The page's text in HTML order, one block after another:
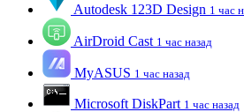
Autodesk 123D Design 1 час
AirDroid Cast 1 час назад
MyASUS 1 час назад
Microsoft DiskPart 1 час назад